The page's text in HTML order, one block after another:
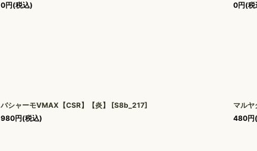
0円(税込)
0円(税
バシャーモVMAX【CSR】【炎】 [S8b_217]
980円(税込)
マルヤ
480円